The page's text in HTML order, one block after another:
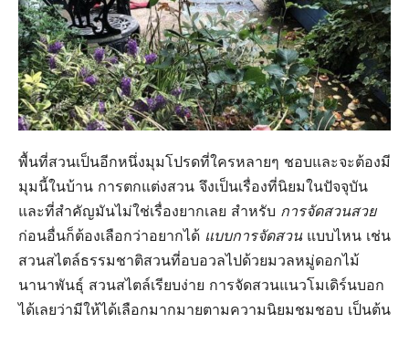
พื้นที่สวนเป็นอีกหนึ่งมุมโปรดที่ใครหลายๆ ชอบและจะต้องมี
มุมนี้ในบ้าน การตกแต่งสวน จึงเป็นเรื่องที่นิยมในปัจจุบัน
และที่สำคัญมันไม่ใช่เรื่องยากเลย สำหรับ การจัดสวนสวย
ก่อนอื่นก็ต้องเลือกว่าอยากได้ แบบการจัดสวน แบบไหน เช่น
สวนสไตล์ธรรมชาติสวนที่อบอวลไปด้วยมวลหมู่ดอกไม้
นานาพันธุ์ สวนสไตล์เรียบง่าย การจัดสวนแนวโมเดิร์นบอก
ได้เลยว่ามีให้ได้เลือกมากมายตามความนิยมชมชอบ เป็นต้น